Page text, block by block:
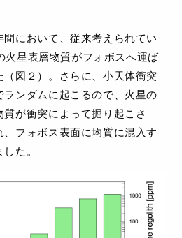
において、従来考えられてい
火星表層物質がフォボスへ運ば
図２）。さらに、小天体衝突
ランダムに起こるので、火星の
が衝突によって掘り起こさ
フォボス表面に均質に混入す
た。